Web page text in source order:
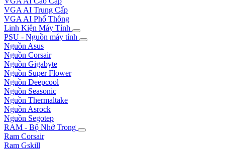
VGA AI Trung Cấp
VGA AI Phổ Thông
Linh Kiện Máy Tính
PSU - Nguồn máy tính
Nguồn Asus
Nguồn Corsair
Nguồn Gigabyte
Nguồn Super Flower
Nguồn Deepcool
Nguồn Seasonic
Nguồn Thermaltake
Nguồn Asrock
Nguồn Segotep
RAM - Bộ Nhớ Trong
Ram Corsair
Ram Gskill